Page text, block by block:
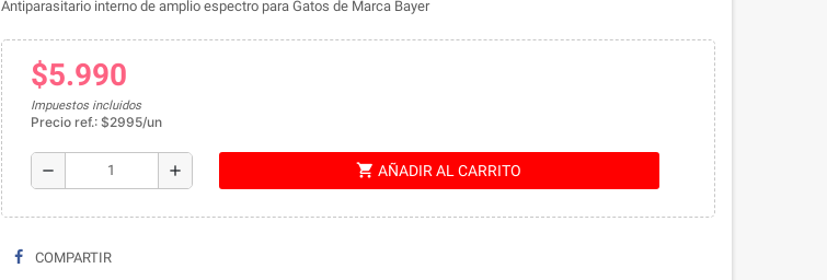
Antiparasitario interno de amplio espectro para Gatos de Marca Bayer
$5.990
Impuestos incluidos
Precio ref.: $2995/un
remove add shopping_cart AÑADIR AL CARRITO
COMPARTIR